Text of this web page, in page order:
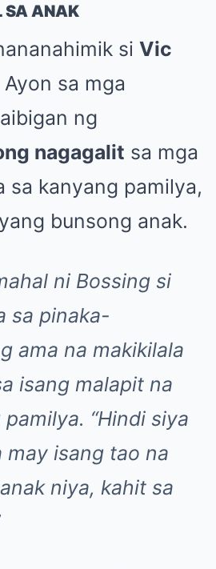
SA ANAK
si Vic
sa mga
ng
nagagalit sa mga
sa kanyang pamilya,
bunsong anak.
ni Bossing si
sa pinaka-
ama na makikilala
isang malapit na
“Hindi siya
may isang tao na
niya, kahit sa